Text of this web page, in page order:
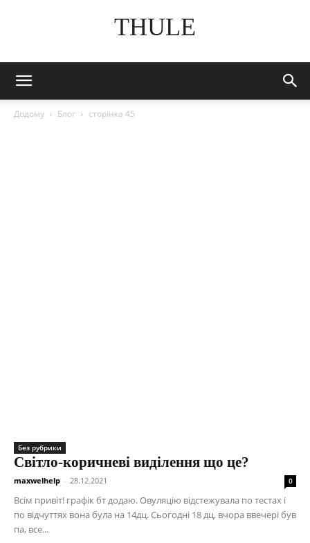
THULE
Додому Блог сторінка 45
Без рубрики
Світло-коричневі виділення що це?
maxwelhelp - 28.12.2021 0
Всім привіт! графік бт додаю. Овуляцію відстежувала по тестах і
по відчуттях вона була на 14дц. Сьогодні 18 дц, вчора ввечері був
па, все...